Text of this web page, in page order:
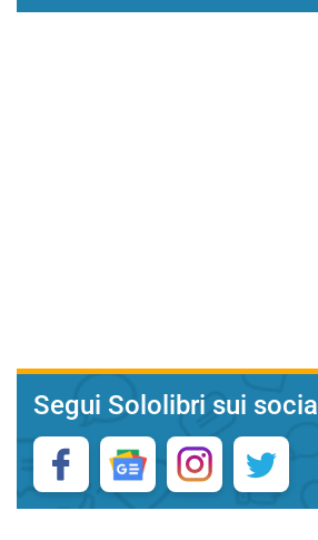
Segui Sololibri sui social